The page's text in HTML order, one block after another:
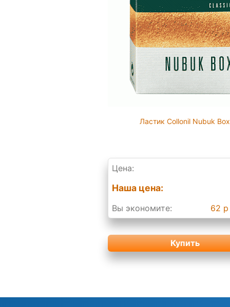
Ластик Collonil Nubuk Box
Цена:
Наша цена:
Вы экономите: 62 р
Купить